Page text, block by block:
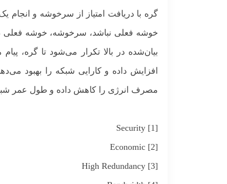
گره با دریافت امتیاز از سرخوشه و
خوشه فعلی نباشد، سرخوشه، خوشه فعلی
بیان‌شده در بالا تکرار می‌شود تا گره،
افزایش داده و کارایی شبکه را بهبود
مصرف انرژی را کاهش داده و طول عمر
[1] Security
[2] Economic
[3] High Redundancy